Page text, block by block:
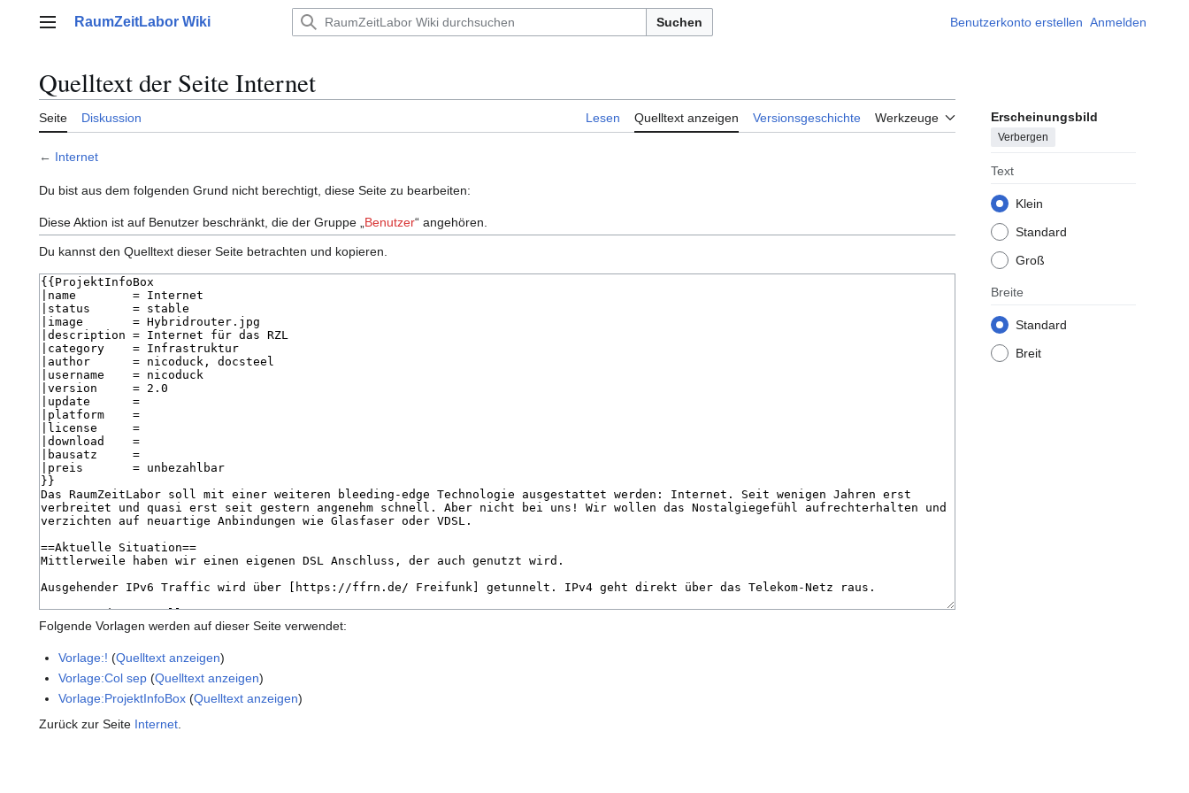
Hauptmenü
RaumZeitLabor Wiki Suchen Benutzerkonto erstellen Anmelden
Quelltext der Seite Internet
Seite Diskussion Lesen Quelltext anzeigen Versionsgeschichte Werkzeuge Erscheinungsbild
Verbergen
Text
Klein
Standard
Groß
Breite
Standard
Breit
← Internet
Du bist aus dem folgenden Grund nicht berechtigt, diese Seite zu bearbeiten:
Diese Aktion ist auf Benutzer beschränkt, die der Gruppe „ Benutzer“ angehören.
Du kannst den Quelltext dieser Seite betrachten und kopieren.
Folgende Vorlagen werden auf dieser Seite verwendet:
Vorlage:! (Quelltext anzeigen)
Vorlage:Col sep (Quelltext anzeigen)
Vorlage:ProjektInfoBox (Quelltext anzeigen)
Zurück zur Seite Internet.